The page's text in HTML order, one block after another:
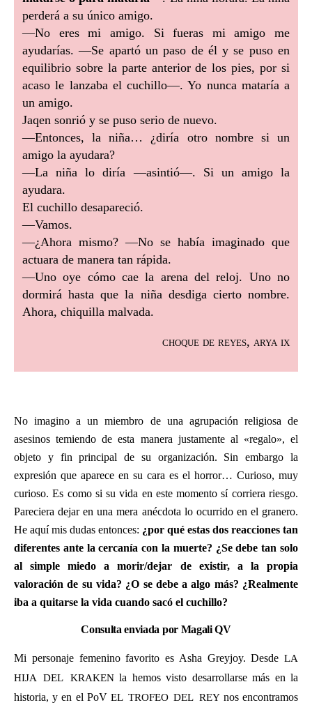
perderá a su único amigo.
—No eres mi amigo. Si fueras mi amigo me
ayudarías. —Se apartó un paso de él y se puso en
equilibrio sobre la parte anterior de los pies, por si
acaso le lanzaba el cuchillo—. Yo nunca mataría a
un amigo.
Jaqen sonrió y se puso serio de nuevo.
—Entonces, la niña… ¿diría otro nombre si un
amigo la ayudara?
—La niña lo diría —asintió—. Si un amigo la
ayudara.
El cuchillo desapareció.
—Vamos.
—¿Ahora mismo? —No se había imaginado que
actuara de manera tan rápida.
—Uno oye cómo cae la arena del reloj. Uno no
dormirá hasta que la niña desdiga cierto nombre.
Ahora, chiquilla malvada.
choque de reyes, arya ix
No imagino a un miembro de una agrupación religiosa de
asesinos temiendo de esta manera justamente al «regalo», el
objeto y fin principal de su organización. Sin embargo la
expresión que aparece en su cara es el horror… Curioso, muy
curioso. Es como si su vida en este momento sí corriera riesgo.
Pareciera dejar en una mera anécdota lo ocurrido en el granero.
He aquí mis dudas entonces: ¿por qué estas dos reacciones tan
diferentes ante la cercanía con la muerte? ¿Se debe tan solo
al simple miedo a morir/dejar de existir, a la propia
valoración de su vida? ¿O se debe a algo más? ¿Realmente
iba a quitarse la vida cuando sacó el cuchillo?
Consulta enviada por Magali QV
Mi personaje femenino favorito es Asha Greyjoy. Desde la
hija del krakenla hemos visto desarrollarse más en la
historia, y en el PoV el trofeo del reynos encontramos